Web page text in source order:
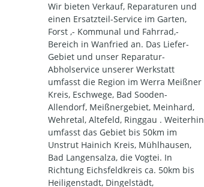
Wir bieten Verkauf, Reparaturen und
einen Ersatzteil-Service im Garten,
Forst ,- Kommunal und Fahrrad,-
Bereich in Wanfried an. Das Liefer-
Gebiet und unser Reparatur-
Abholservice unserer Werkstatt
umfasst die Region im Werra Meißner
Kreis, Eschwege, Bad Sooden-
Allendorf, Meißnergebiet, Meinhard,
Wehretal, Altefeld, Ringgau . Weiterhin
umfasst das Gebiet bis 50km im
Unstrut Hainich Kreis, Mühlhausen,
Bad Langensalza, die Vogtei. In
Richtung Eichsfeldkreis ca. 50km bis
Heiligenstadt, Dingelstädt,